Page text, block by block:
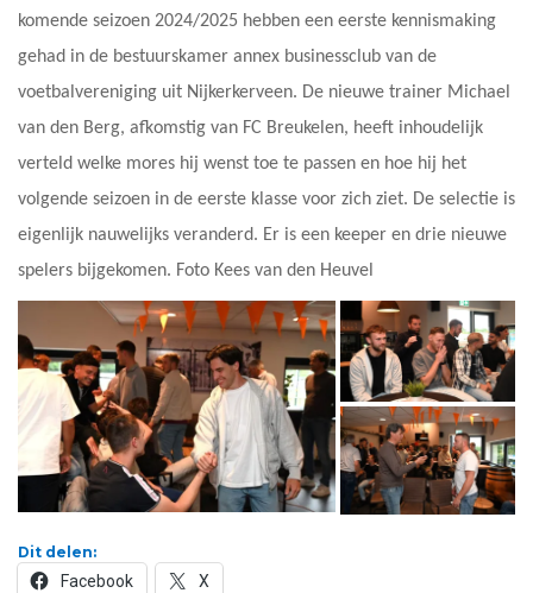
komende seizoen 2024/2025 hebben een eerste kennismaking
gehad in de bestuurskamer annex businessclub van de
voetbalvereniging uit Nijkerkerveen. De nieuwe trainer Michael
van den Berg, afkomstig van FC Breukelen, heeft inhoudelijk
verteld welke mores hij wenst toe te passen en hoe hij het
volgende seizoen in de eerste klasse voor zich ziet. De selectie is
eigenlijk nauwelijks veranderd. Er is een keeper en drie nieuwe
spelers bijgekomen. Foto Kees van den Heuvel
Dit delen:
Facebook X